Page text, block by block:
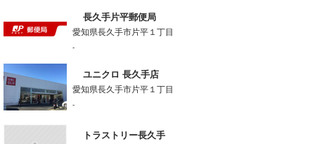
長久手片平郵便局
愛知県長久手市片平１丁目
-
ユニクロ 長久手店
愛知県長久手市片平１丁目
-
トラストリー長久手